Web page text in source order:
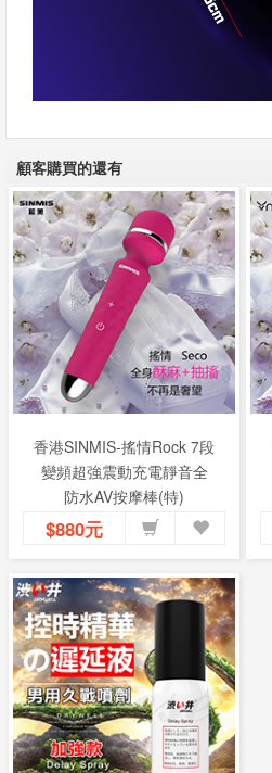
顧客購買的還有
香港SINMIS-搖情Rock 7段
變頻超強震動充電靜音全
防水AV按摩棒(特)
$880元